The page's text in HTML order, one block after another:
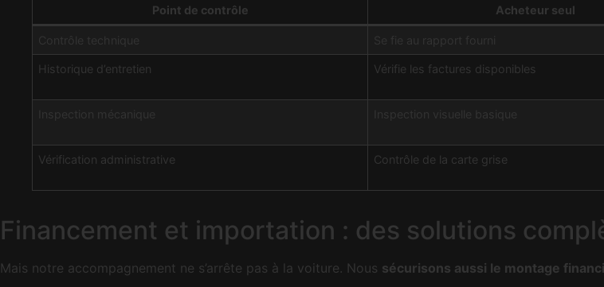
Point de contrôle Acheteur seul
Contrôle technique Se fie au rapport fourni
Historique d’entretien Vérifie les factures disponibles
Inspection mécanique Inspection visuelle basique
Vérification administrative Contrôle de la carte grise
Financement et importation : des solutions
Mais notre accompagnement ne s’arrête pas à la voiture. Nous sécurisons aussi le montage